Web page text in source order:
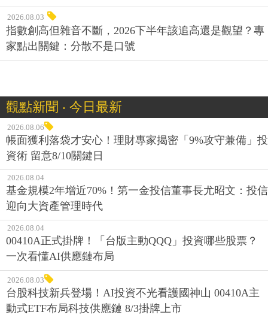
2026.08.03
指數創高但雜音不斷，2026下半年該追高還是觀望？專
家點出關鍵：分散不是口號
觀點新聞 ‧ 今日最新
2026.08.06
帳面獲利落袋才安心！理財專家揭密「9%攻守兼備」投
資術 留意8/10關鍵日
2026.08.04
基金規模2年增近70%！第一金投信董事長尤昭文：投信
迎向大資產管理時代
2026.08.04
00410A正式掛牌！「台版主動QQQ」投資哪些股票？
一次看懂AI供應鏈布局
2026.08.03
台股科技新兵登場！AI投資不光看護國神山 00410A主
動式ETF布局科技供應鏈 8/3掛牌上市